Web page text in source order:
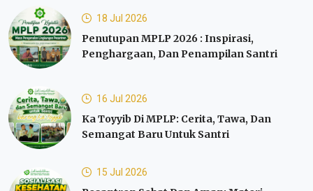
18 Jul 2026
Penutupan MPLP 2026 : Inspirasi,
Penghargaan, Dan Penampilan Santri
16 Jul 2026
Ka Toyyib Di MPLP: Cerita, Tawa, Dan
Semangat Baru Untuk Santri
15 Jul 2026